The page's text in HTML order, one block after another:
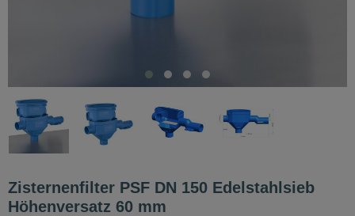
Zisternenfilter PSF DN 150 Edelstahlsieb
Höhenversatz 60 mm